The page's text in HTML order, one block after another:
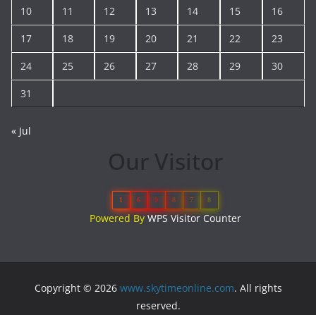
10 11 12 13 14 15 16
17 18 19 20 21 22 23
24 25 26 27 28 29 30
31
« Jul
Our Visitor
1 6 9 8 7 8
Powered ByWPS Visitor Counter
Copyright © 2026 www.skytimeonline.com. All rights
reserved.